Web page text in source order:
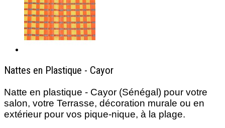
Nattes en Plastique - Cayor
Natte en plastique - Cayor (Sénégal) pour votre
salon, votre Terrasse, décoration murale ou en
extérieur pour vos pique-nique, à la plage.